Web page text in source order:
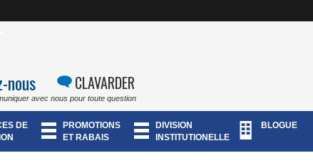
nous CLAVARDER
avec nous pour toute question
DE
PROMOTIONS
ET RABAIS
DIVISION
INSTITUTIONELLE
BLOGUE